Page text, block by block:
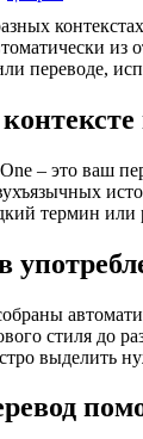
переводе,
– это ваш
термин или
стиля до
выделить